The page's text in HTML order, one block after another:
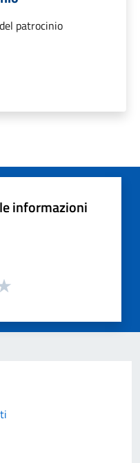
patrocinio
informazioni